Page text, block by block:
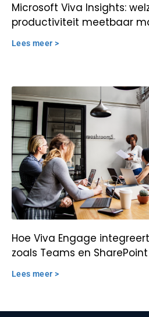
Microsoft Viva Insights:
productiviteit meetbaar
Lees meer >
Hoe Viva Engage
zoals Teams en SharePoint
Lees meer >